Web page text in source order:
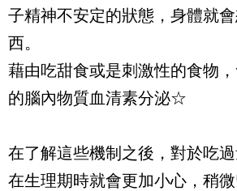
子精神不安定的狀態，身體就
西。
藉由吃甜食或是刺激性的食物
的腦內物質血清素分泌☆
在了解這些機制之後，對於吃過
在生理期時就會更加小心，稍微